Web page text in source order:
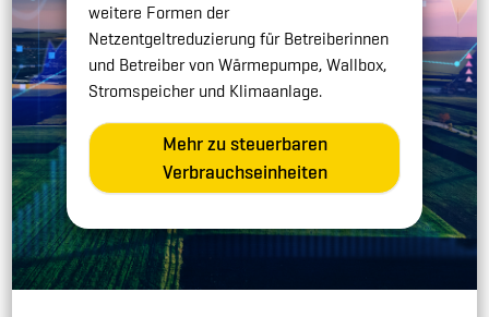
weitere Formen der
Netzentgeltreduzierung für Betreiberinnen
und Betreiber von Wärmepumpe, Wallbox,
Stromspeicher und Klimaanlage.
Mehr zu steuerbaren
Verbrauchseinheiten